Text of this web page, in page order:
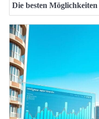
Die besten